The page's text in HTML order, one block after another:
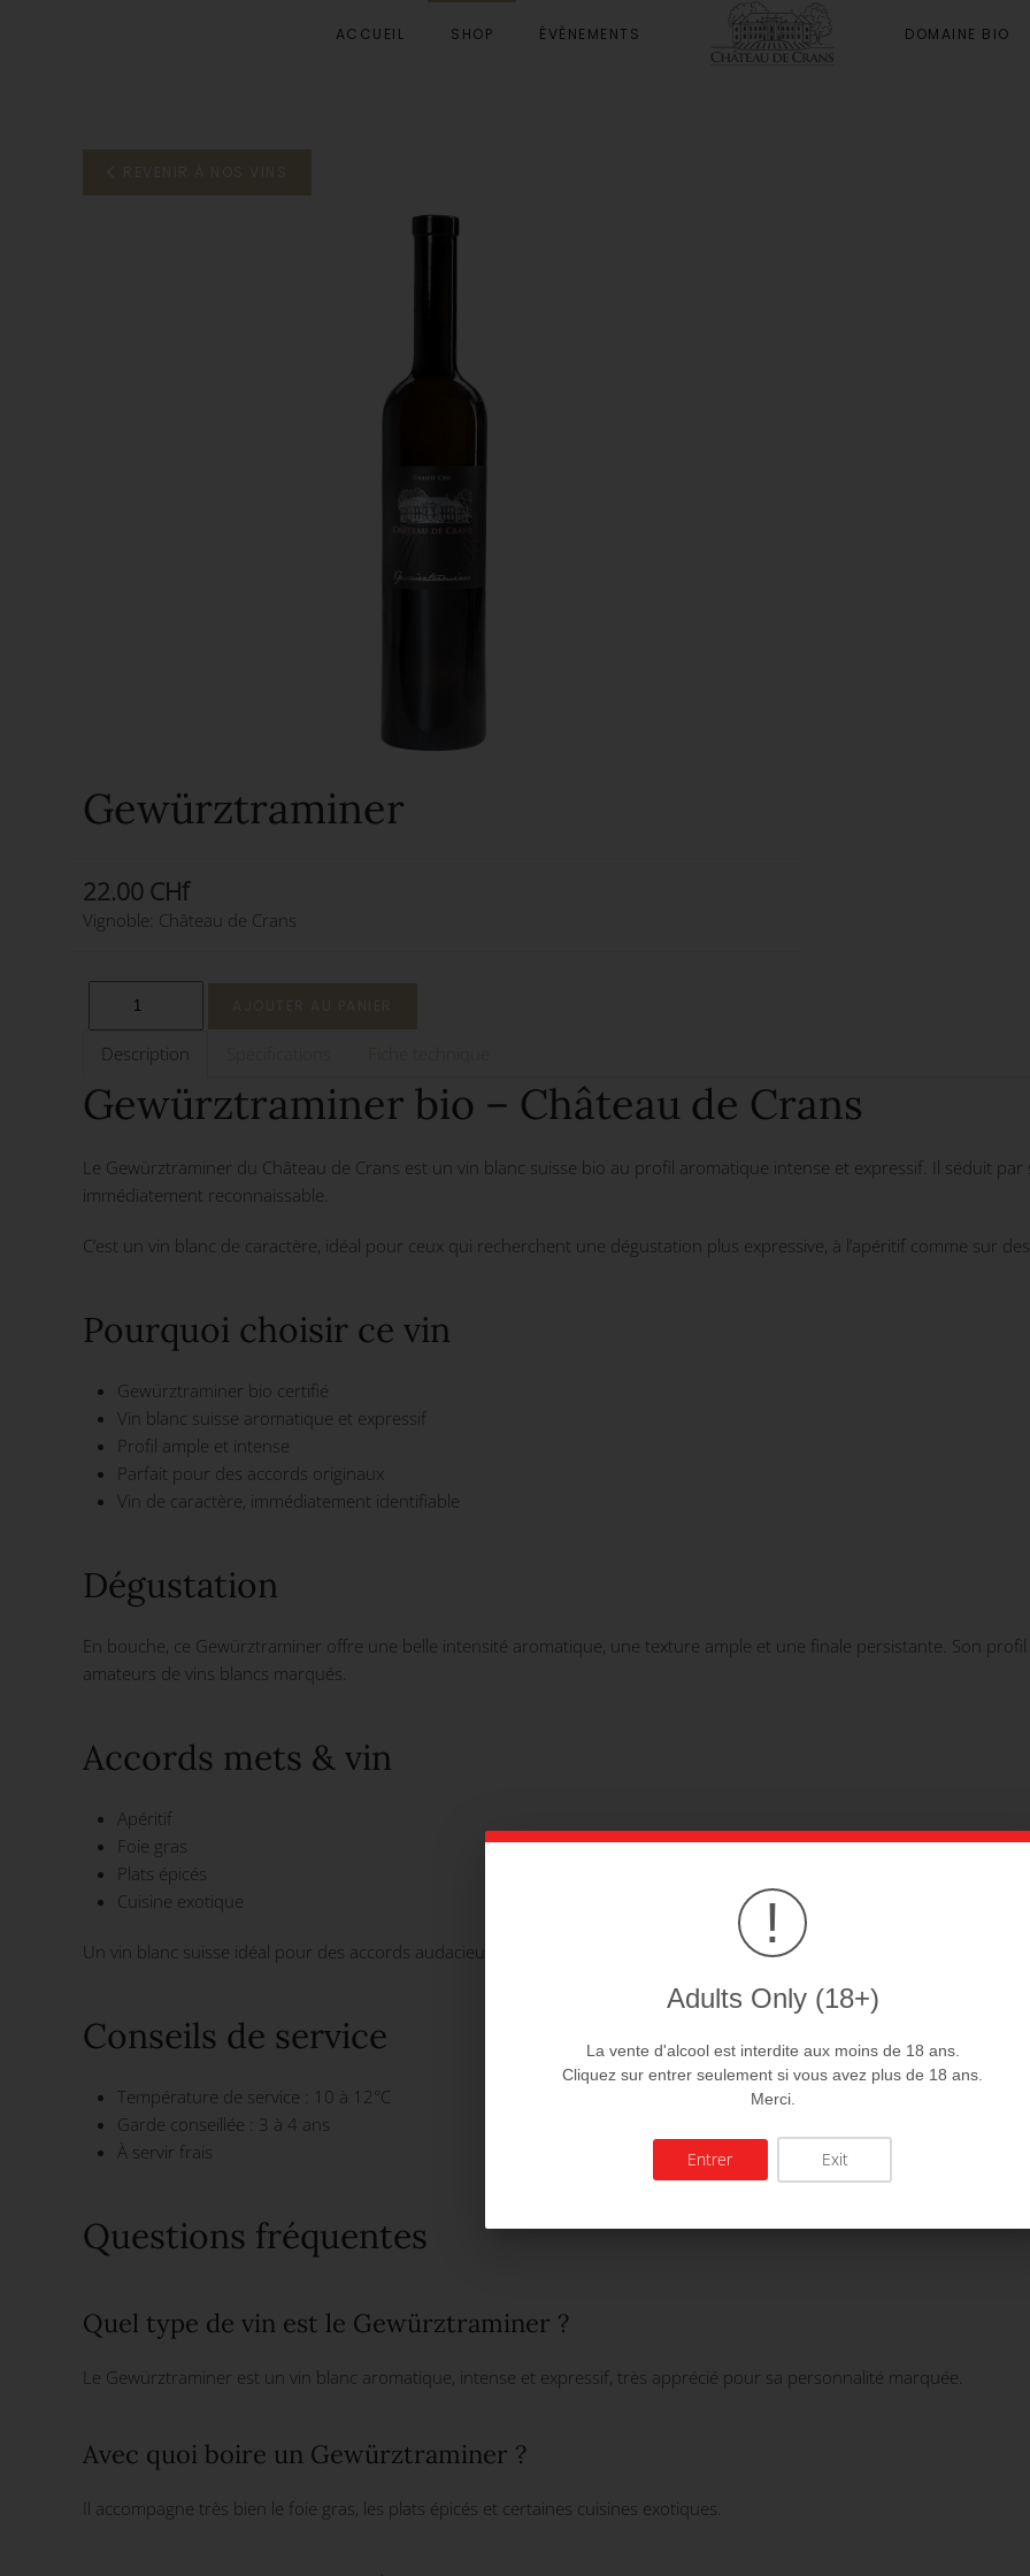
ACCUEIL SHOP ÉVÈNEMENTS DOMAINE BIO
Gewürztraminer
22.00 CHf
Vignoble: Château de Crans
Description
Gewürztraminer bio – Château de Crans
Le Gewürztraminer du Château de Crans est un vin blanc suisse bio au profil aromatique intense et expressif. Il séduit
immédiatement reconnaissable.
C’est un vin blanc de caractère, idéal pour ceux qui recherchent une dégustation plus expressive, à l’apéritif comme sur
Pourquoi choisir ce vin
Gewürztraminer bio certifié
Vin blanc suisse aromatique et expressif
Profil ample et intense
Parfait pour des accords originaux
Vin de caractère, immédiatement identifiable
Dégustation
En bouche, ce Gewürztraminer offre une belle intensité aromatique, une texture ample et une finale persistante. Son
amateurs de vins blancs marqués.
Accords mets & vin
Apéritif
Foie gras
Plats épicés
Cuisine exotique
Un vin blanc suisse idéal pour des accords audacieux et des dégustations expressives.
Conseils de service
Température de service : 10 à 12°C
Garde conseillée : 3 à 4 ans
À servir frais
Questions fréquentes
Quel type de vin est le Gewürztraminer ?
Le Gewürztraminer est un vin blanc aromatique, intense et expressif, très apprécié pour sa personnalité marquée.
Avec quoi boire un Gewürztraminer ?
Il accompagne très bien le foie gras, les plats épicés et certaines cuisines exotiques.
!
Adults Only (18+)
La vente d'alcool est interdite aux moins de 18 ans.
Cliquez sur entrer seulement si vous avez plus de 18 ans.
Merci.
Entrer Exit